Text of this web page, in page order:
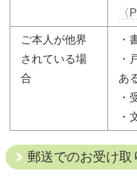
〈
ご本人が他界
されている場
合
・
・
あ
・
・
郵送でのお受け取